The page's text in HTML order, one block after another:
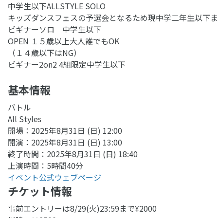
中学生以下ALLSTYLE SOLO
キッズダンスフェスの予選会となるため現中学二年生以下
ビギナーソロ 中学生以下
OPEN １５歳以上大人誰でもOK
（１４歳以下はNG）
ビギナー2on2 4組限定中学生以下
基本情報
バトル
All Styles
開場：2025年8月31日 (日) 12:00
開演：2025年8月31日 (日) 13:00
終了時間：2025年8月31日 (日) 18:40
上演時間：5時間40分
イベント公式ウェブページ
チケット情報
事前エントリーは8/29(火)23:59まで¥2000